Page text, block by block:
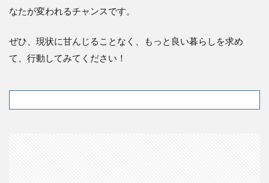
なたが変われるチャンスです。
ぜひ、現状に甘んじることなく、もっと良い暮らしを求め
て、行動してみてください！